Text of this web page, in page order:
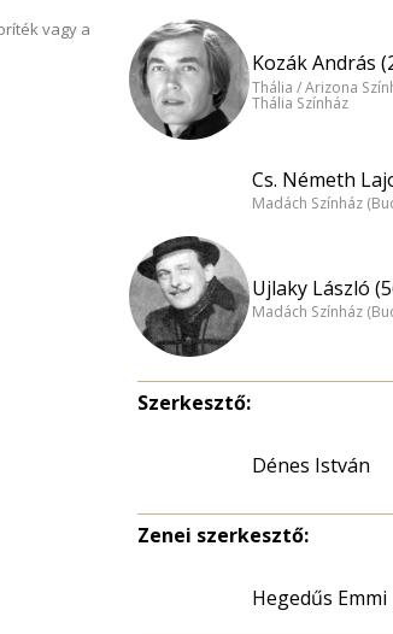
vagy a
Kozák András
Thália / Arizona
Thália Színház
Cs. Németh
Madách Színház
Ujlaky László
Madách Színház
Szerkesztő:
Dénes István
Zenei szerkesztő:
Hegedűs Emmi